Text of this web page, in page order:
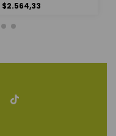
$2.564,33